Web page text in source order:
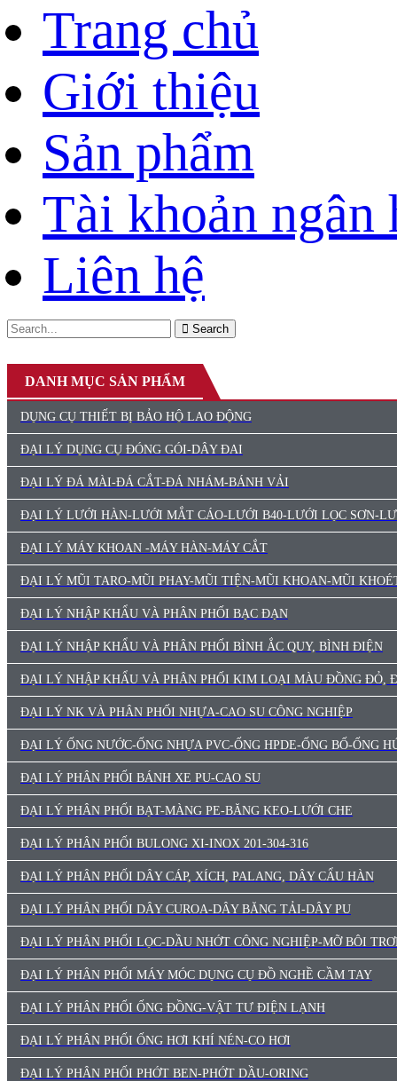
Trang chủ
Giới thiệu
Sản phẩm
Tài khoản ngân
Liên hệ
Search
DANH MỤC SẢN PHẨM
DỤNG CỤ THIẾT BỊ BẢO HỘ LAO ĐỘNG
ĐẠI LÝ DỤNG CỤ ĐÓNG GÓI-DÂY ĐAI
ĐẠI LÝ ĐÁ MÀI-ĐÁ CẮT-ĐÁ NHÁM-BÁNH VẢI
ĐẠI LÝ LƯỚI HÀN-LƯỚI MẮT CÁO-LƯỚI B40-LƯỚI LỌC SƠN-
ĐẠI LÝ MÁY KHOAN -MÁY HÀN-MÁY CẮT
ĐẠI LÝ MŨI TARO-MŨI PHAY-MŨI TIỆN-MŨI KHOAN-MŨI
ĐẠI LÝ NHẬP KHẨU VÀ PHÂN PHỐI BẠC ĐẠN
ĐẠI LÝ NHẬP KHẨU VÀ PHÂN PHỐI BÌNH ẮC QUY, BÌNH ĐIỆN
ĐẠI LÝ NHẬP KHẨU VÀ PHÂN PHỐI KIM LOẠI MÀU ĐỒNG ĐỎ,
ĐẠI LÝ NK VÀ PHÂN PHỐI NHỰA-CAO SU CÔNG NGHIỆP
ĐẠI LÝ ỐNG NƯỚC-ỐNG NHỰA PVC-ỐNG HPDE-ỐNG BỐ-ỐNG
ĐẠI LÝ PHÂN PHỐI BÁNH XE PU-CAO SU
ĐẠI LÝ PHÂN PHỐI BẠT-MÀNG PE-BĂNG KEO-LƯỚI CHE
ĐẠI LÝ PHÂN PHỐI BULONG XI-INOX 201-304-316
ĐẠI LÝ PHÂN PHỐI DÂY CÁP, XÍCH, PALANG, DÂY CẨU HÀN
ĐẠI LÝ PHÂN PHỐI DÂY CUROA-DÂY BĂNG TẢI-DÂY PU
ĐẠI LÝ PHÂN PHỐI LỌC-DẦU NHỚT CÔNG NGHIỆP-MỠ BÔI
ĐẠI LÝ PHÂN PHỐI MÁY MÓC DỤNG CỤ ĐỒ NGHỀ CẦM TAY
ĐẠI LÝ PHÂN PHỐI ỐNG ĐỒNG-VẬT TƯ ĐIỆN LẠNH
ĐẠI LÝ PHÂN PHỐI ỐNG HƠI KHÍ NÉN-CO HƠI
ĐẠI LÝ PHÂN PHỐI PHỚT BEN-PHỚT DẦU-ORING